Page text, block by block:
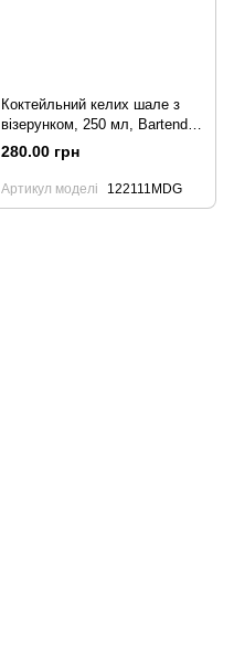
Коктейльний келих шале з
візерунком, 250 мл, Bartender,
Bormioli Rocco
280.00 грн
Артикул моделі 122111MDG